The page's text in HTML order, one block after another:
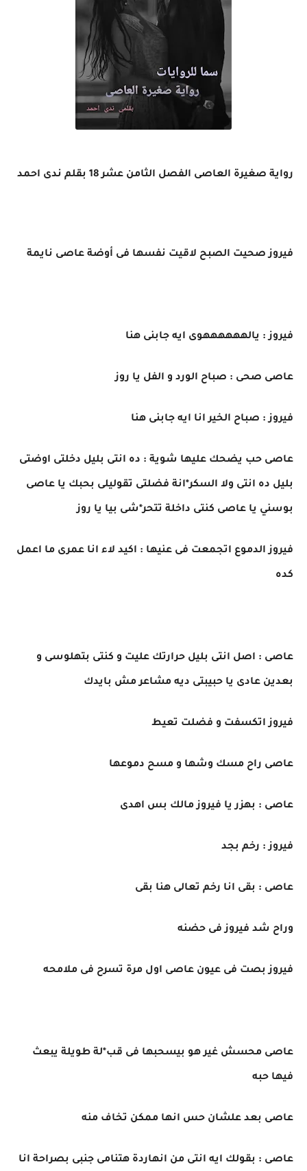
رواية صغيرة العاصى الفصل الثامن عشر 18 بقلم ندى احمد
فيروز صحيت الصبح لاقيت نفسها فى أوضة عاصى نايمة
فيروز : يالههههههوى ايه جابنى هنا
عاصى صحى : صباح الورد و الفل يا روز
فيروز : صباح الخير انا ايه جابنى هنا
عاصى حب يضحك عليها شوية : ده انتى بليل دخلتى اوضتى
بليل ده انتى ولا السكر*انة فضلتى تقوليلى بحبك يا عاصى
بوسني يا عاصى كنتى داخلة تتحر*شى بيا يا روز
فيروز الدموع اتجمعت فى عنيها : اكيد لاء انا عمرى ما اعمل
كده
عاصى : اصل انتى بليل حرارتك عليت و كنتى بتهلوسى و
بعدين عادى يا حبيبتى ديه مشاعر مش بايدك
فيروز اتكسفت و فضلت تعيط
عاصى راح مسك وشها و مسح دموعها
عاصى : بهزر يا فيروز مالك بس اهدى
فيروز : رخم بجد
عاصى : بقى انا رخم تعالى هنا بقى
وراح شد فيروز فى حضنه
فيروز بصت فى عيون عاصى اول مرة تسرح فى ملامحه
عاصى محسش غير هو بيسحبها فى قب*لة طويلة يبعث
فيها حبه
عاصى بعد علشان حس انها ممكن تخاف منه
عاصى : بقولك ايه انتى من انهاردة هتنامى جنبى بصراحة انا